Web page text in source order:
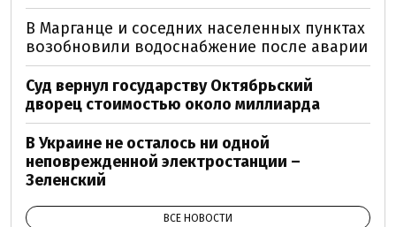
В Марганце и соседних населенных пунктах
возобновили водоснабжение после аварии
Суд вернул государству Октябрьский
дворец стоимостью около миллиарда
В Украине не осталось ни одной
неповрежденной электростанции –
Зеленский
ВСЕ НОВОСТИ